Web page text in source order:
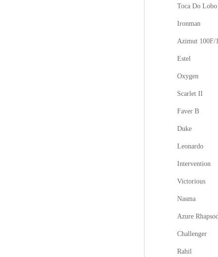
Toca Do Lobo
Ironman
Azimut 100F/
Estel
Oxygen
Scarlet II
Faver B
Duke
Leonardo
Intervention
Victorious
Nasma
Azure
Challenger
Rahil